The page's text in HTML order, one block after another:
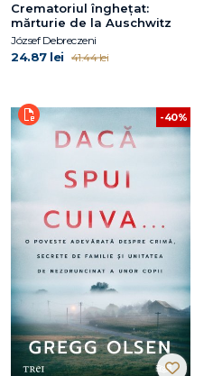
Crematoriul înghețat:
mărturie de la Auschwitz
József Debreczeni
24.87 lei 41.44 lei
-40%